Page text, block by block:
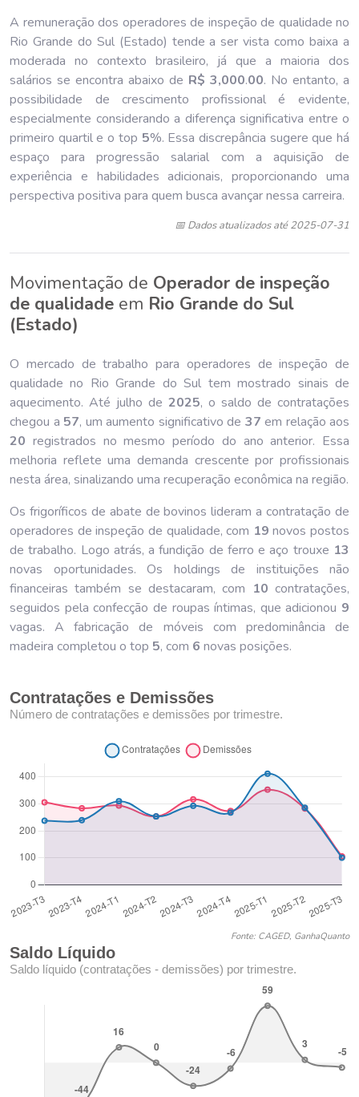
A remuneração dos operadores de inspeção de qualidade no
Rio Grande do Sul (Estado) tende a ser vista como baixa a
moderada no contexto brasileiro, já que a maioria dos
salários se encontra abaixo de R$ 3,000.00. No entanto, a
possibilidade de crescimento profissional é evidente,
especialmente considerando a diferença significativa entre o
primeiro quartil e o top 5%. Essa discrepância sugere que há
espaço para progressão salarial com a aquisição de
experiência e habilidades adicionais, proporcionando uma
perspectiva positiva para quem busca avançar nessa carreira.
📅 Dados atualizados até 2025-07-31
Movimentação de Operador de inspeção
de qualidade em Rio Grande do Sul
(Estado)
O mercado de trabalho para operadores de inspeção de
qualidade no Rio Grande do Sul tem mostrado sinais de
aquecimento. Até julho de 2025, o saldo de contratações
chegou a 57, um aumento significativo de 37 em relação aos
20 registrados no mesmo período do ano anterior. Essa
melhoria reflete uma demanda crescente por profissionais
nesta área, sinalizando uma recuperação econômica na região.
Os frigoríficos de abate de bovinos lideram a contratação de
operadores de inspeção de qualidade, com 19 novos postos
de trabalho. Logo atrás, a fundição de ferro e aço trouxe 13
novas oportunidades. Os holdings de instituições não
financeiras também se destacaram, com 10 contratações,
seguidos pela confecção de roupas íntimas, que adicionou 9
vagas. A fabricação de móveis com predominância de
madeira completou o top 5, com 6 novas posições.
Contratações e Demissões
Número de contratações e demissões por trimestre.
Fonte: CAGED, GanhaQuanto
Saldo Líquido
Saldo líquido (contratações - demissões) por trimestre.